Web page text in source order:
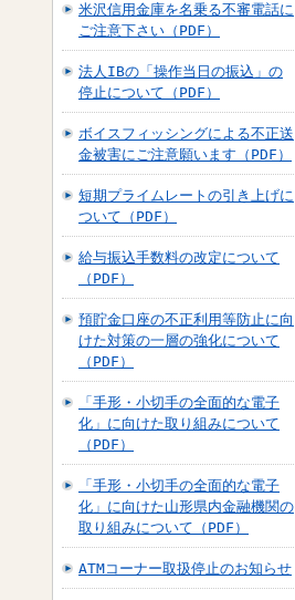
米沢信用金庫を名乗る不審電話に
ご注意下さい（PDF）
法人IBの「操作当日の振込」の
停止について（PDF）
ボイスフィッシングによる不正送
金被害にご注意願います（PDF）
短期プライムレートの引き上げに
ついて（PDF）
給与振込手数料の改定について
（PDF）
預貯金口座の不正利用等防止に向
けた対策の一層の強化について
（PDF）
「手形・小切手の全面的な電子
化」に向けた取り組みについて
（PDF）
「手形・小切手の全面的な電子
化」に向けた山形県内金融機関の
取り組みについて（PDF）
ATMコーナー取扱停止のお知らせ